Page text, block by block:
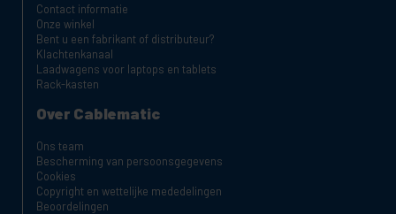
Contact informatie
Onze winkel
Bent u een fabrikant of distributeur?
Klachtenkanaal
Laadwagens voor laptops en tablets
Rack-kasten
Over Cablematic
Ons team
Bescherming van persoonsgegevens
Cookies
Copyright en wettelijke mededelingen
Beoordelingen